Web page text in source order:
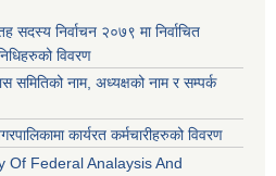
सदस्य निर्वाचन २०७९ मा निर्वाचित
विवरण
समितिको नाम, अध्यक्षको नाम र सम्पर्क
कार्यरत कर्मचारीहरुको विवरण
Of Federal Analaysis And